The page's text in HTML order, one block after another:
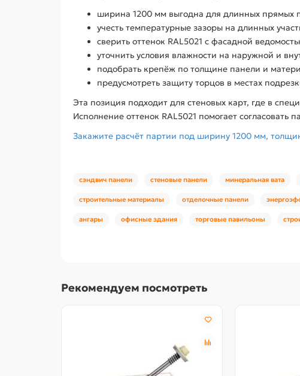
ширина 1200 мм выгодна для длинных прямых
учесть температурные зазоры на длинных
сверить оттенок RAL5021 с фасадной
уточнить условия влажности на наружной и
подобрать крепёж по толщине панели и
предусмотреть защиту торцов в местах
Эта позиция подходит для стеновых карт, где в
Исполнение оттенок RAL5021 помогает
Закажите расчёт партии под ширину 1200 мм,
сэндвич панели стеновые панели минеральная вата
строительные материалы отделочные панели
ангары офисные здания торговые павильоны
Рекомендуем посмотреть